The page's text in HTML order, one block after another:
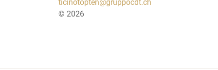
ticinotopten@gruppocdt.ch
© 2026